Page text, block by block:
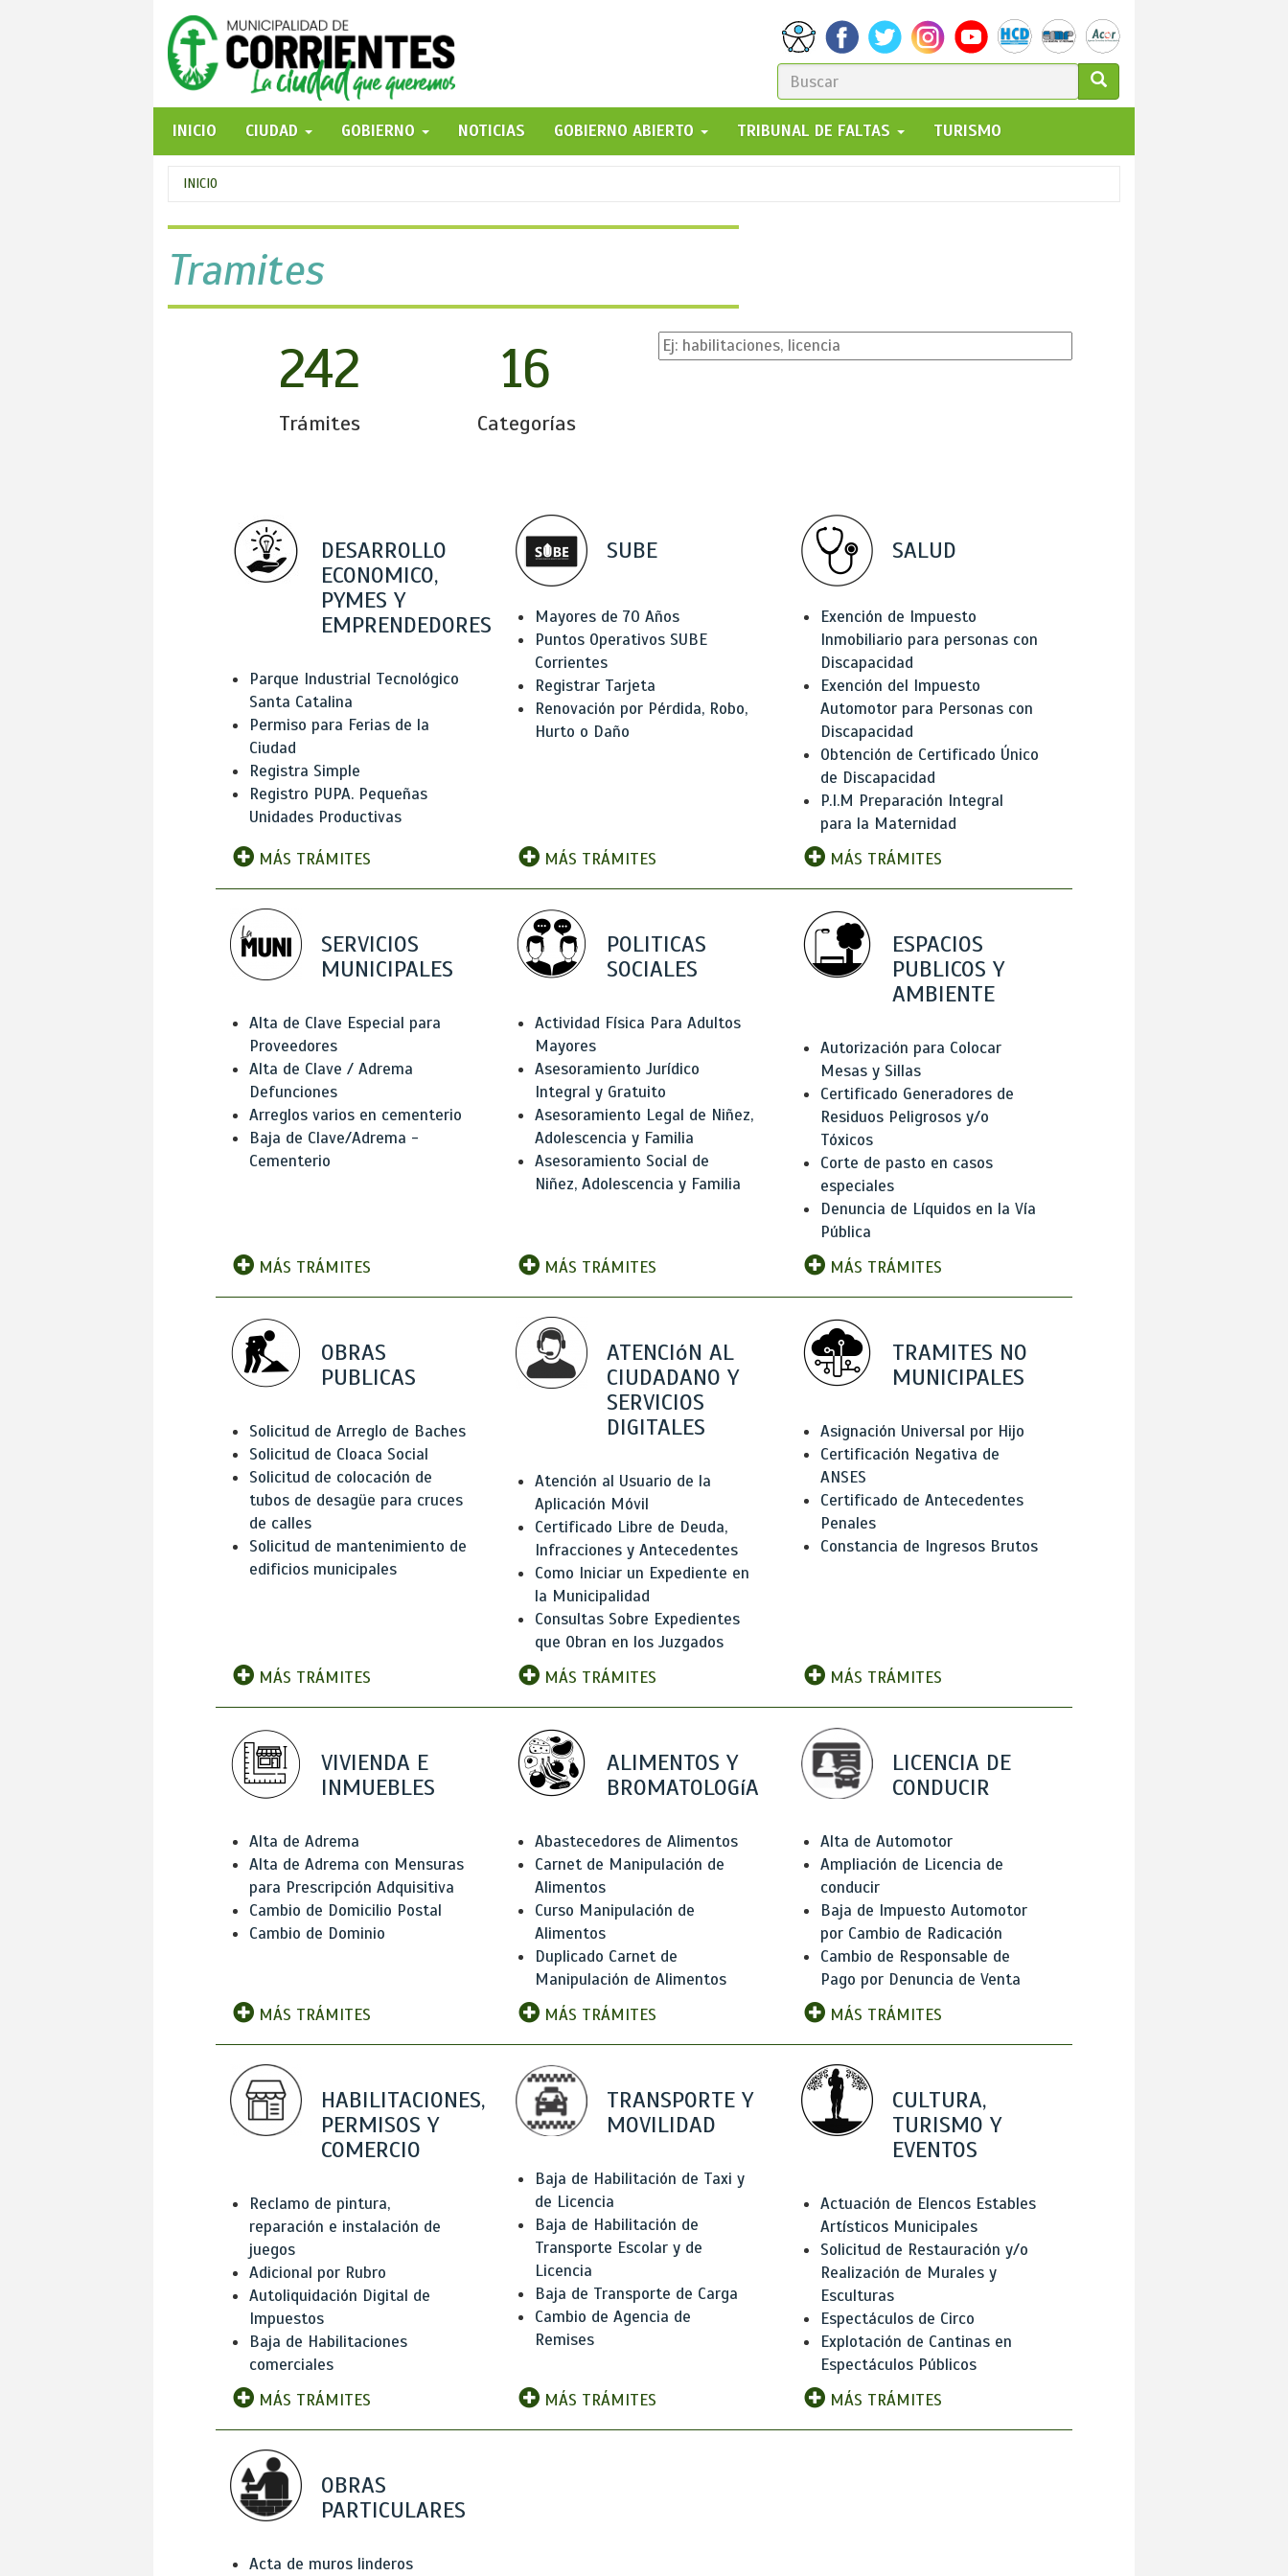
FORMULARIO
DE
BÚSQUEDA
GO!
INICIO
CIUDAD GOBIERNO NOTICIAS GOBIERNO ABIERTO TRIBUNAL DE FALTAS TURISMO
Se
encuentra
usted
aquí
INICIO
Tramites
242
Trámites
16
Categorías
DESARROLLO
ECONOMICO,
PYMES Y
EMPRENDEDORES
Parque Industrial Tecnológico
Santa Catalina
Permiso para Ferias de la
Ciudad
Registra Simple
Registro PUPA. Pequeñas
Unidades Productivas
MÁS TRÁMITES
SUBE
Mayores de 70 Años
Puntos Operativos SUBE
Corrientes
Registrar Tarjeta
Renovación por Pérdida, Robo,
Hurto o Daño
MÁS TRÁMITES
SALUD
Exención de Impuesto
Inmobiliario para personas con
Discapacidad
Exención del Impuesto
Automotor para Personas con
Discapacidad
Obtención de Certificado Único
de Discapacidad
P.I.M Preparación Integral
para la Maternidad
MÁS TRÁMITES
SERVICIOS
MUNICIPALES
Alta de Clave Especial para
Proveedores
Alta de Clave / Adrema
Defunciones
Arreglos varios en cementerio
Baja de Clave/Adrema -
Cementerio
MÁS TRÁMITES
POLITICAS
SOCIALES
Actividad Física Para Adultos
Mayores
Asesoramiento Jurídico
Integral y Gratuito
Asesoramiento Legal de Niñez,
Adolescencia y Familia
Asesoramiento Social de
Niñez, Adolescencia y Familia
MÁS TRÁMITES
ESPACIOS
PUBLICOS Y
AMBIENTE
Autorización para Colocar
Mesas y Sillas
Certificado Generadores de
Residuos Peligrosos y/o
Tóxicos
Corte de pasto en casos
especiales
Denuncia de Líquidos en la Vía
Pública
MÁS TRÁMITES
OBRAS
PUBLICAS
Solicitud de Arreglo de Baches
Solicitud de Cloaca Social
Solicitud de colocación de
tubos de desagüe para cruces
de calles
Solicitud de mantenimiento de
edificios municipales
MÁS TRÁMITES
ATENCIóN AL
CIUDADANO Y
SERVICIOS
DIGITALES
Atención al Usuario de la
Aplicación Móvil
Certificado Libre de Deuda,
Infracciones y Antecedentes
Como Iniciar un Expediente en
la Municipalidad
Consultas Sobre Expedientes
que Obran en los Juzgados
MÁS TRÁMITES
TRAMITES NO
MUNICIPALES
Asignación Universal por Hijo
Certificación Negativa de
ANSES
Certificado de Antecedentes
Penales
Constancia de Ingresos Brutos
MÁS TRÁMITES
VIVIENDA E
INMUEBLES
Alta de Adrema
Alta de Adrema con Mensuras
para Prescripción Adquisitiva
Cambio de Domicilio Postal
Cambio de Dominio
MÁS TRÁMITES
ALIMENTOS Y
BROMATOLOGíA
Abastecedores de Alimentos
Carnet de Manipulación de
Alimentos
Curso Manipulación de
Alimentos
Duplicado Carnet de
Manipulación de Alimentos
MÁS TRÁMITES
LICENCIA DE
CONDUCIR
Alta de Automotor
Ampliación de Licencia de
conducir
Baja de Impuesto Automotor
por Cambio de Radicación
Cambio de Responsable de
Pago por Denuncia de Venta
MÁS TRÁMITES
HABILITACIONES,
PERMISOS Y
COMERCIO
Reclamo de pintura,
reparación e instalación de
juegos
Adicional por Rubro
Autoliquidación Digital de
Impuestos
Baja de Habilitaciones
comerciales
MÁS TRÁMITES
TRANSPORTE Y
MOVILIDAD
Baja de Habilitación de Taxi y
de Licencia
Baja de Habilitación de
Transporte Escolar y de
Licencia
Baja de Transporte de Carga
Cambio de Agencia de
Remises
MÁS TRÁMITES
CULTURA,
TURISMO Y
EVENTOS
Actuación de Elencos Estables
Artísticos Municipales
Solicitud de Restauración y/o
Realización de Murales y
Esculturas
Espectáculos de Circo
Explotación de Cantinas en
Espectáculos Públicos
MÁS TRÁMITES
OBRAS
PARTICULARES
Acta de muros linderos